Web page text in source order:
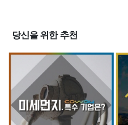
당신을 위한 추천